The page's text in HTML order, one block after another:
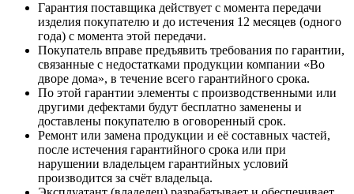
Гарантия поставщика действует с момента передачи
изделия покупателю и до истечения 12 месяцев (одного
года) с момента этой передачи.
Покупатель вправе предъявить требования по гарантии,
связанные с недостатками продукции компании «Во
дворе дома», в течение всего гарантийного срока.
По этой гарантии элементы с производственными или
другими дефектами будут бесплатно заменены и
доставлены покупателю в оговоренный срок.
Ремонт или замена продукции и её составных частей,
после истечения гарантийного срока или при
нарушении владельцем гарантийных условий
производится за счёт владельца.